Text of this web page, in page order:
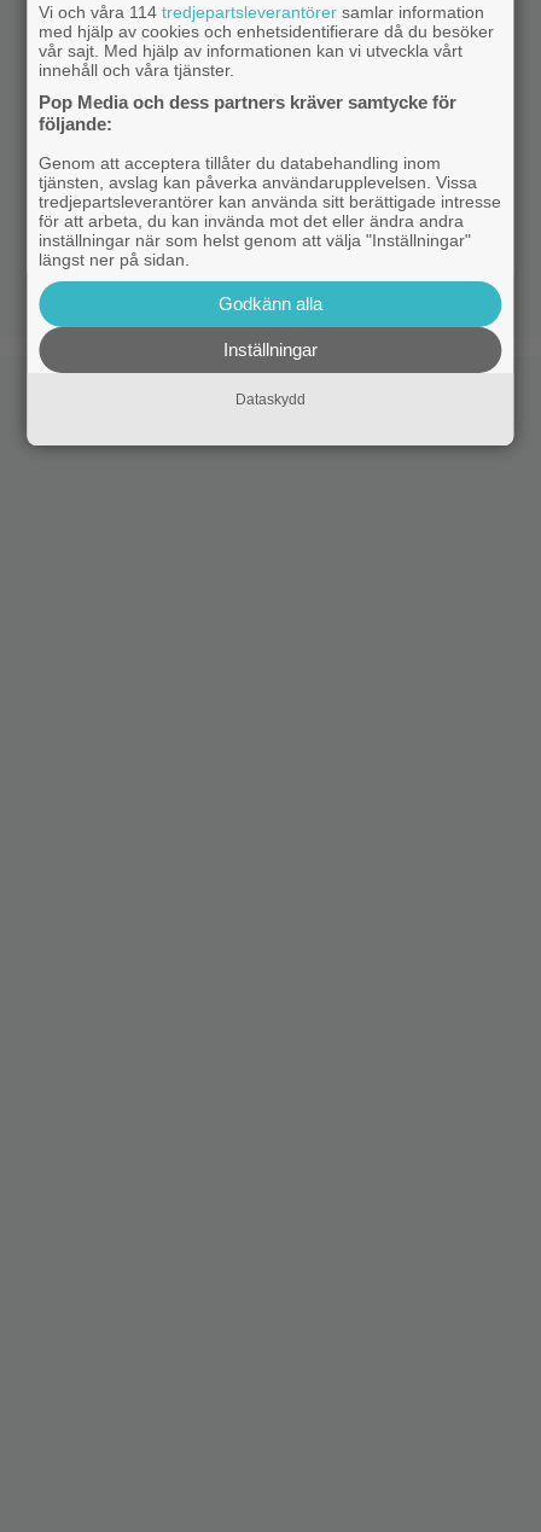
Vi och våra 114tredjepartsleverantörer samlar information
med hjälp av cookies och enhetsidentifierare då du besöker
vår sajt. Med hjälp av informationen kan vi utveckla vårt
innehåll och våra tjänster.
Pop Media och dess partners kräver samtycke för
följande:
Genom att acceptera tillåter du databehandling inom
tjänsten, avslag kan påverka användarupplevelsen. Vissa
tredjepartsleverantörer kan använda sitt berättigade intresse
för att arbeta, du kan invända mot det eller ändra andra
inställningar när som helst genom att välja "Inställningar"
längst ner på sidan.
Godkänn alla
Inställningar
Dataskydd